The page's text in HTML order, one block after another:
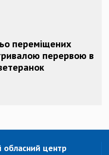
переміщених
перервою в
обласний центр